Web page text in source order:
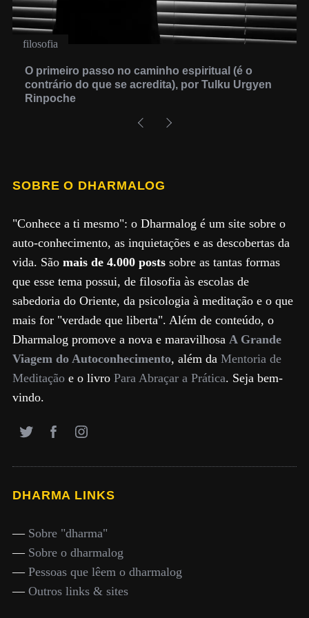
o
n
filosofia
O primeiro passo no caminho espiritual (é o
contrário do que se acredita), por Tulku Urgyen
Rinpoche
SOBRE O DHARMALOG
"Conhece a ti mesmo": o Dharmalog é um site sobre o
auto-conhecimento, as inquietações e as descobertas da
vida. São mais de 4.000 postssobre as tantas formas
que esse tema possui, de filosofia às escolas de
sabedoria do Oriente, da psicologia à meditação e o que
mais for "verdade que liberta". Além de conteúdo, o
Dharmalog promove a nova e maravilhosa A Grande
Viagem do Autoconhecimento, além da Mentoria de
Meditaçãoe o livro Para Abraçar a Prática. Seja bem-
vindo.
DHARMA LINKS
— Sobre "dharma"
— Sobre o dharmalog
— Pessoas que lêem o dharmalog
— Outros links & sites